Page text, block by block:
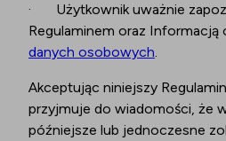
· Użytkownik uważnie
Regulaminem oraz Informacją
danych osobowych.
Akceptując niniejszy
przyjmuje do wiadomości, że
późniejsze lub jednoczesne